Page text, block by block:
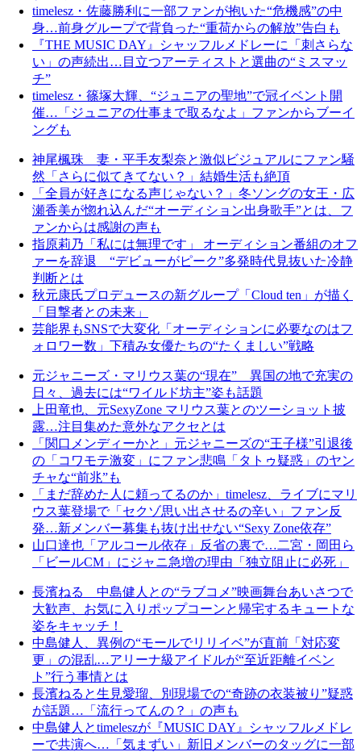
timelesz・佐藤勝利に一部ファンが抱いた“危機感”の中
身…前身グループで背負った“重荷からの解放”告白も
『THE MUSIC DAY』シャッフルメドレーに「刺さらな
い」の声続出…目立つアーティストと選曲の“ミスマッ
チ”
timelesz・篠塚大輝、“ジュニアの聖地”で冠イベント開
催…「ジュニアの仕事まで取るなよ」ファンからブーイ
ングも
神尾楓珠 妻・平手友梨奈と激似ビジュアルにファン騒
然「さらに似てきてない？」結婚生活も絶頂
「全員が好きになる声じゃない？」冬ソングの女王・広
瀬香美が惚れ込んだ“オーディション出身歌手”とは、フ
ァンからは感謝の声も
指原莉乃「私には無理です」 オーディション番組のオフ
ァーを辞退 “デビューがピーク”多発時代見抜いた冷静
判断とは
秋元康氏プロデュースの新グループ「Cloud ten」が描く
「目撃者との未来」
芸能界もSNSで大変化「オーディションに必要なのはフ
ォロワー数」下積み女優たちの“たくましい”戦略
元ジャニーズ・マリウス葉の“現在” 異国の地で充実の
日々、過去には“ワイルド坊主”姿も話題
上田竜也、元SexyZone マリウス葉とのツーショット披
露…注目集めた意外なアクセとは
「関口メンディーかと」元ジャニーズの“王子様”引退後
の「コワモテ激変」にファン悲鳴「タトゥ疑惑」のヤン
チャな“前兆”も
「まだ辞めた人に頼ってるのか」timelesz、ライブにマリ
ウス葉登場で「セクゾ思い出させるの辛い」ファン反
発…新メンバー募集も抜け出せない“Sexy Zone依存”
山口達也「アルコール依存」反省の裏で…二宮・岡田ら
「ビールCM」にジャニ急増の理由「独立阻止に必死」
長濱ねる 中島健人との“ラブコメ”映画舞台あいさつで
大歓声、お気に入りポップコーンと帰宅するキュートな
姿をキャッチ！
中島健人、異例の“モールでリリイベ”が直前「対応変
更」の混乱…アリーナ級アイドルが“至近距離イベン
ト”行う事情とは
長濱ねると生見愛瑠、別現場での“奇跡の衣装被り”疑惑
が話題…「流行ってんの？」の声も
中島健人とtimeleszが『MUSIC DAY』シャッフルメドレ
ーで共演へ…「気まずい」新旧メンバーのタッグに一部